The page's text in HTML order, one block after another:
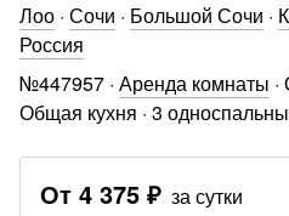
Лоо · Сочи · Большой Сочи ·
Россия
№447957 · Аренда комнаты ·
Общая кухня · 3
От 4 375 ₽ за сутки